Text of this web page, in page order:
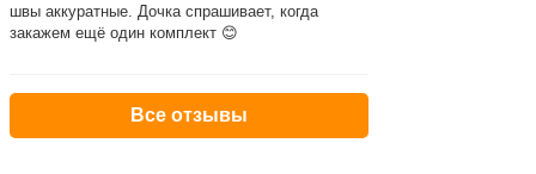
швы аккуратные. Дочка спрашивает, когда
закажем ещё один комплект 😊
Все отзывы